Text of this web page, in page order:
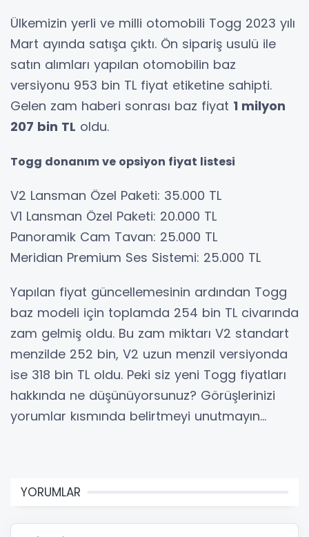
Ülkemizin yerli ve milli otomobili Togg 2023 yılı
Mart ayında satışa çıktı. Ön sipariş usulü ile
satın alımları yapılan otomobilin baz
versiyonu 953 bin TL fiyat etiketine sahipti.
Gelen zam haberi sonrası baz fiyat 1 milyon
207 bin TL oldu.
Togg donanım ve opsiyon fiyat listesi
V2 Lansman Özel Paketi: 35.000 TL
V1 Lansman Özel Paketi: 20.000 TL
Panoramik Cam Tavan: 25.000 TL
Meridian Premium Ses Sistemi: 25.000 TL
Yapılan fiyat güncellemesinin ardından Togg
baz modeli için toplamda 254 bin TL civarında
zam gelmiş oldu. Bu zam miktarı V2 standart
menzilde 252 bin, V2 uzun menzil versiyonda
ise 318 bin TL oldu. Peki siz yeni Togg fiyatları
hakkında ne düşünüyorsunuz? Görüşlerinizi
yorumlar kısmında belirtmeyi unutmayın…
YORUMLAR